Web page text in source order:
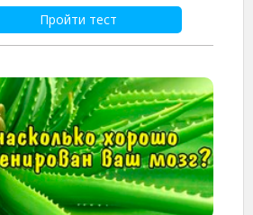
Пройти тест